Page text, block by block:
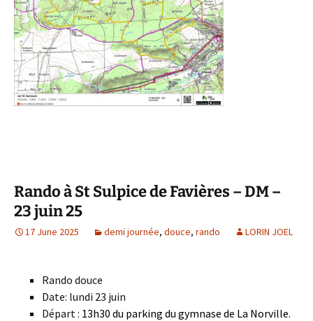
Rando à St Sulpice de Favières – DM –
23 juin 25
17 June 2025 demi journée, douce, rando LORIN JOEL
Rando douce
Date: lundi 23 juin
Départ : 13h30 du parking du gymnase de La Norville.